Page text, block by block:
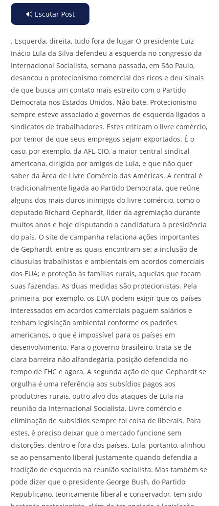
🔊 Escutar Post
. Esquerda, direita, tudo fora de lugar O presidente Luiz
Inácio Lula da Silva defendeu a esquerda no congresso da
Internacional Socialista, semana passada, em São Paulo,
desancou o protecionismo comercial dos ricos e deu sinais
de que busca um contato mais estreito com o Partido
Democrata nos Estados Unidos. Não bate. Protecionismo
sempre esteve associado a governos de esquerda ligados a
sindicatos de trabalhadores. Estes criticam o livre comércio,
por temor de que seus empregos sejam exportados. É o
caso, por exemplo, da AFL-CIO, a maior central sindical
americana, dirigida por amigos de Lula, e que não quer
saber da Área de Livre Comércio das Américas. A central é
tradicionalmente ligada ao Partido Democrata, que reúne
alguns dos mais duros inimigos do livre comércio, como o
deputado Richard Gephardt, líder da agremiação durante
muitos anos e hoje disputando a candidatura à presidência
do país. O site de campanha relaciona ações importantes
de Gephardt, entre as quais encontram-se: a inclusão de
cláusulas trabalhistas e ambientais em acordos comerciais
dos EUA; e proteção às famílias rurais, aquelas que tocam
suas fazendas. As duas medidas são protecionistas. Pela
primeira, por exemplo, os EUA podem exigir que os países
interessados em acordos comerciais paguem salários e
tenham legislação ambiental conforme os padrões
americanos, o que é impossível para os países em
desenvolvimento. Para o governo brasileiro, trata-se de
clara barreira não alfandegária, posição defendida no
tempo de FHC e agora. A segunda ação de que Gephardt se
orgulha é uma referência aos subsídios pagos aos
produtores rurais, outro alvo dos ataques de Lula na
reunião da Internacional Socialista. Livre comércio e
eliminação de subsídios sempre foi coisa de liberais. Para
estes, é preciso deixar que o mercado funcione sem
distorções, dentro e fora dos países. Lula, portanto, alinhou-
se ao pensamento liberal justamente quando defendia a
tradição de esquerda na reunião socialista. Mas também se
pode dizer que o presidente George Bush, do Partido
Republicano, teoricamente liberal e conservador, tem sido